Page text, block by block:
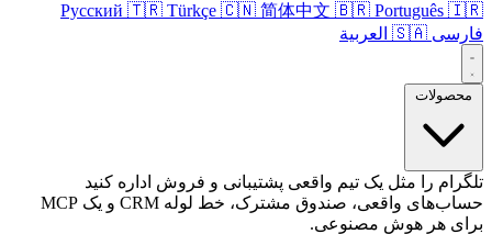
Русский 🇹🇷 Türkçe 🇨🇳 简体中文 🇧🇷 Português
🇸🇦 العربية
را مثل یک تیم واقعی پشتیبانی و فروش اداره کنید
حساب‌های واقعی، صندوق مشترک، خط لوله CRM و یک MCP
هر هوش مصنوعی.